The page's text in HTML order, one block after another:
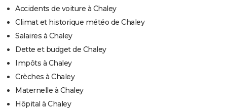
Accidents de voiture à Chaley
Climat et historique météo de Chaley
Salaires à Chaley
Dette et budget de Chaley
Impôts à Chaley
Crèches à Chaley
Maternelle à Chaley
Hôpital à Chaley